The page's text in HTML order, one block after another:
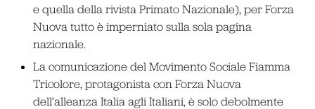
e quella della rivista Primato Nazionale), per Forza
Nuova tutto è imperniato sulla sola pagina
nazionale.
La comunicazione del Movimento Sociale Fiamma
Tricolore, protagonista con Forza Nuova
dell’alleanza Italia agli Italiani, è solo debolmente